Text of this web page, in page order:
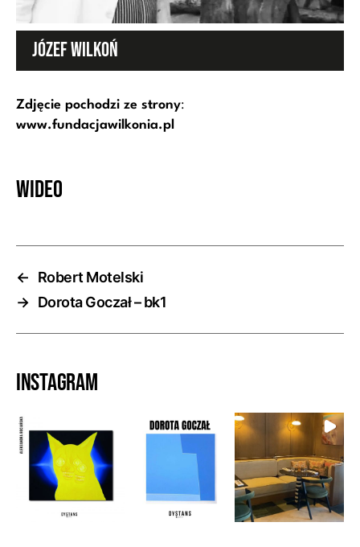
JÓZEF WILKOŃ
Zdjęcie pochodzi ze strony:
www.fundacjawilkonia.pl
Wideo
←
Robert Motelski
→ Dorota Goczał – bk1
Instagram